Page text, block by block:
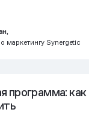
маркетингу Synergetic
программа: